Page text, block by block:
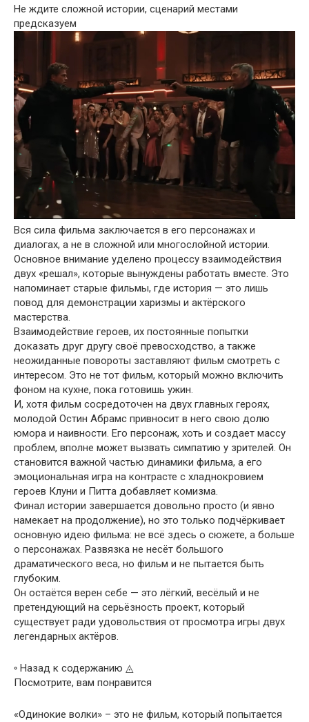
Не ждите сложной истории, сценарий местами
предсказуем
Вся сила фильма заключается в его персонажах и
диалогах, а не в сложной или многослойной истории.
Основное внимание уделено процессу взаимодействия
двух «решал», которые вынуждены работать вместе. Это
напоминает старые фильмы, где история — это лишь
повод для демонстрации харизмы и актёрского
мастерства.
Взаимодействие героев, их постоянные попытки
доказать друг другу своё превосходство, а также
неожиданные повороты заставляют фильм смотреть с
интересом. Это не тот фильм, который можно включить
фоном на кухне, пока готовишь ужин.
И, хотя фильм сосредоточен на двух главных героях,
молодой Остин Абрамс привносит в него свою долю
юмора и наивности. Его персонаж, хоть и создает массу
проблем, вполне может вызвать симпатию у зрителей. Он
становится важной частью динамики фильма, а его
эмоциональная игра на контрасте с хладнокровием
героев Клуни и Питта добавляет комизма.
Финал истории завершается довольно просто (и явно
намекает на продолжение), но это только подчёркивает
основную идею фильма: не всё здесь о сюжете, а больше
о персонажах. Развязка не несёт большого
драматического веса, но фильм и не пытается быть
глубоким.
Он остаётся верен себе — это лёгкий, весёлый и не
претендующий на серьёзность проект, который
существует ради удовольствия от просмотра игры двух
легендарных актёров.
◦ Назад к содержанию ◬
Посмотрите, вам понравится
«Одинокие волки» – это не фильм, который попытается